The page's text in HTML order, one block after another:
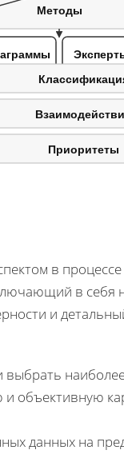
Методы
Приоритеты
в процессе
в себя
и
выбрать
и объективную
данных на